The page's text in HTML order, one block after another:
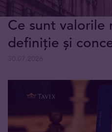
Ce sunt valorile
definiție și